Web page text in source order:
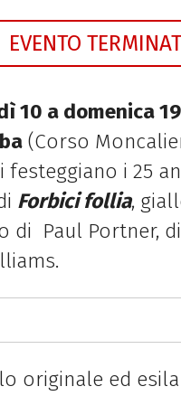
EVENTO
10 a domenica
(Corso
festeggiano i 25
Forbici follia,
di Paul Portner,
originale ed